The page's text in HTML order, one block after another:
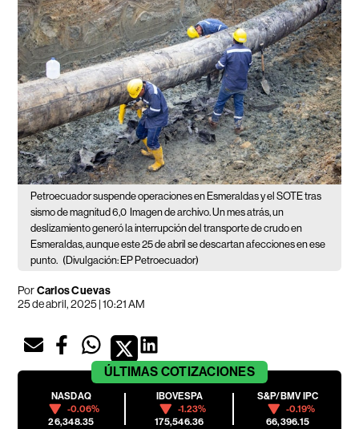
Petroecuador suspende operaciones en Esmeraldas y el SOTE tras
sismo de magnitud 6,0 Imagen de archivo. Un mes atrás, un
deslizamiento generó la interrupción del transporte de crudo en
Esmeraldas, aunque este 25 de abril se descartan afecciones en ese
punto. (Divulgación: EP Petroecuador)
PorCarlos Cuevas
25 de abril, 2025 | 10:21 AM
ÚLTIMAS COTIZACIONES
NASDAQ
-0.06%
26,348.35
IBOVESPA
-1.23%
175,546.36
S&P/BMV IPC
-0.19%
66,396.15